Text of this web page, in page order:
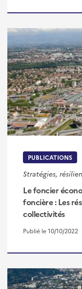
PUBLICATIONS
Stratégies,
Le foncier
foncière : Les
collectivités
Publié le 10/10/2022